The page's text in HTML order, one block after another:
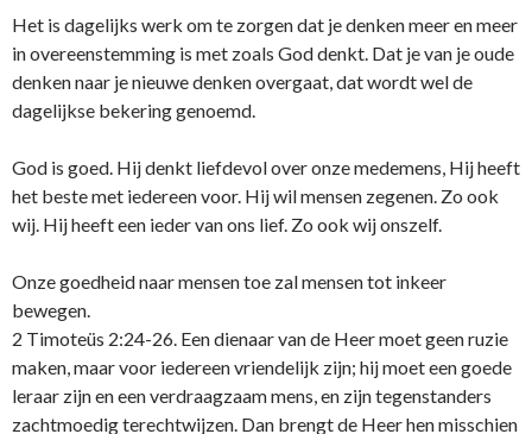
Het is dagelijks werk om te zorgen dat je denken meer en meer
in overeenstemming is met zoals God denkt. Dat je van je oude
denken naar je nieuwe denken overgaat, dat wordt wel de
dagelijkse bekering genoemd.
God is goed. Hij denkt liefdevol over onze medemens, Hij heeft
het beste met iedereen voor. Hij wil mensen zegenen. Zo ook
wij. Hij heeft een ieder van ons lief. Zo ook wij onszelf.
Onze goedheid naar mensen toe zal mensen tot inkeer
bewegen.
2 Timoteüs 2:24-26. Een ​dienaar van de ​Heer​ moet geen ruzie
maken, maar voor iedereen vriendelijk zijn; hij moet een goede
leraar zijn en een verdraagzaam mens, en zijn tegenstanders
zachtmoedig terechtwijzen. Dan brengt de ​Heer​ hen misschien